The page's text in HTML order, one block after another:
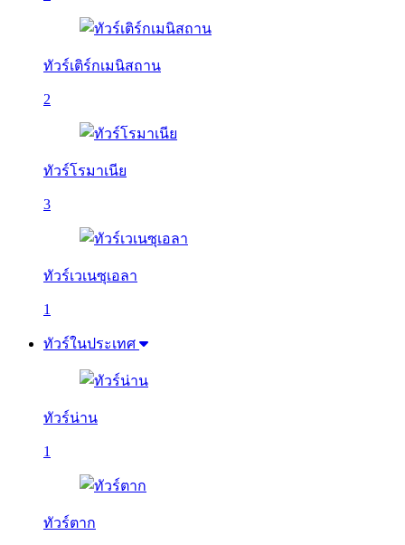
ทัวร์เติร์กเมนิสถาน
2
ทัวร์โรมาเนีย
3
ทัวร์เวเนซุเอลา
1
ทัวร์ในประเทศ
ทัวร์น่าน
1
ทัวร์ตาก